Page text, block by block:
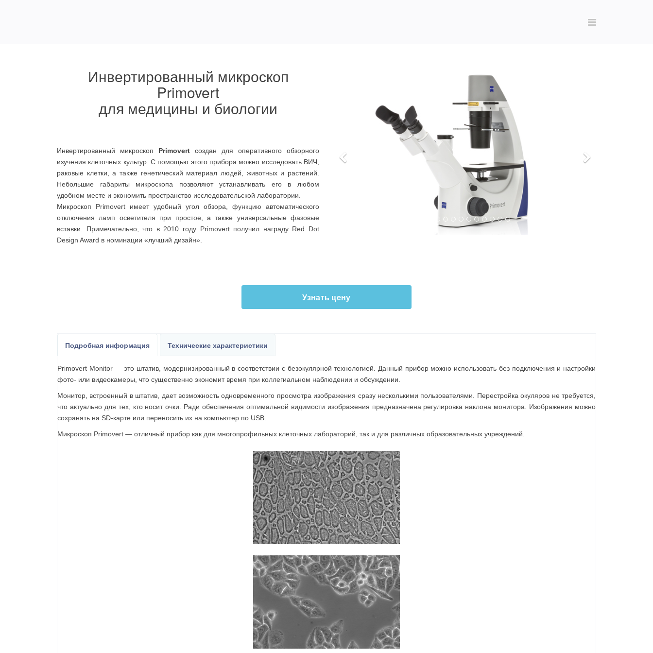
Инвертированный микроскоп
Primovert
для медицины и биологии
Инвертированный микроскоп Primovert создан для оперативного обзорного
изучения клеточных культур. С помощью этого прибора можно исследовать ВИЧ,
раковые клетки, а также генетический материал людей, животных и растений.
Небольшие габариты микроскопа позволяют устанавливать его в любом
удобном месте и экономить пространство исследовательской лаборатории.
Микроскоп Primovert имеет удобный угол обзора, функцию автоматического
отключения ламп осветителя при простое, а также универсальные фазовые
вставки. Примечательно, что в 2010 году Primovert получил награду Red Dot
Design Award в номинации «лучший дизайн».
Узнать цену
Подробная информация Технические характеристики
Primovert Monitor — это штатив, модернизированный в соответствии с безокулярной технологией. Данный прибор можно использовать без подключения и настройки
фото- или видеокамеры, что существенно экономит время при коллегиальном наблюдении и обсуждении.
Монитор, встроенный в штатив, дает возможность одновременного просмотра изображения сразу несколькими пользователями. Перестройка окуляров не требуется,
что актуально для тех, кто носит очки. Ради обеспечения оптимальной видимости изображения предназначена регулировка наклона монитора. Изображения можно
сохранять на SD-карте или переносить их на компьютер по USB.
Микроскоп Primovert — отличный прибор как для многопрофильных клеточных лабораторий, так и для различных образовательных учреждений.